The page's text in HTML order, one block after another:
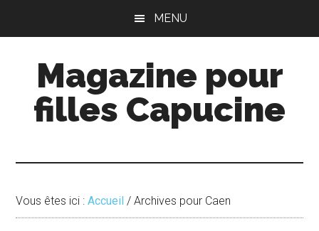
principal
principale
MENU
Magazine pour
filles Capucine
Vous êtes ici :Accueil / Archives pour Caen